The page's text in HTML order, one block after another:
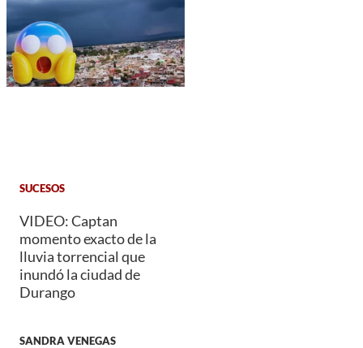
SUCESOS
VIDEO: Captan
momento exacto de la
lluvia torrencial que
inundó la ciudad de
Durango
SANDRA VENEGAS